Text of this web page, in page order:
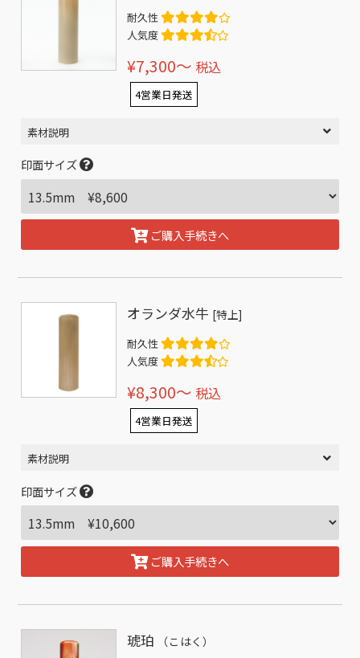
耐久性
人気度
¥7,300〜 税込
4営業日発送
素材説明
印面サイズ
ご購入手続きへ
オランダ水牛 [特上]
耐久性
人気度
¥8,300〜 税込
4営業日発送
素材説明
印面サイズ
ご購入手続きへ
琥珀 （こはく）